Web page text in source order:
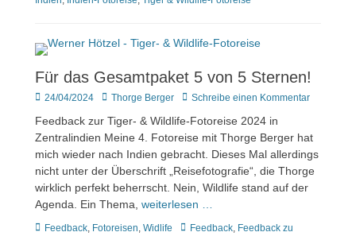
Für das Gesamtpaket 5 von 5 Sternen!
Veröffentlicht
24/04/2024 Author
Thorge Berger Schreibe einen Kommentar
Feedback zur Tiger- & Wildlife-Fotoreise 2024 in
Zentralindien Meine 4. Fotoreise mit Thorge Berger hat
mich wieder nach Indien gebracht. Dieses Mal allerdings
nicht unter der Überschrift „Reisefotografie“, die Thorge
wirklich perfekt beherrscht. Nein, Wildlife stand auf der
Agenda. Ein Thema, weiterlesen …
Kategorien
Feedback, Fotoreisen, Widlife TagsFeedback, Feedback zu